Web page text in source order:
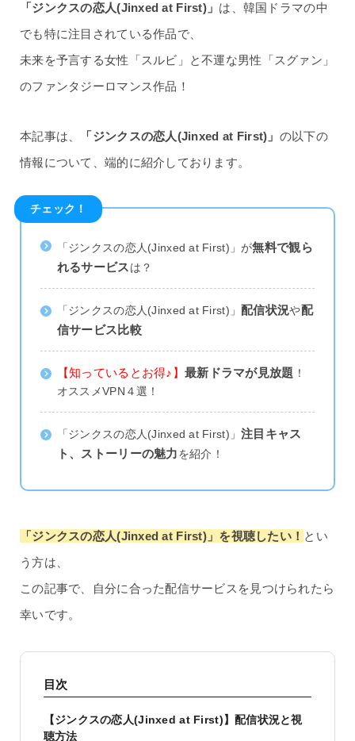
「ジンクスの恋人(Jinxed at First)」 は、韓国ドラマの中
でも特に注目されている作品で、
未来を予言する女性「スルビ」と不運な男性「スグァン」
のファンタジーロマンス作品！
本記事は、 「ジンクスの恋人(Jinxed at First)」 の以下の
情報について、端的に紹介しております。
チェック！
「ジンクスの恋人(Jinxed at First)」が無料で観ら
れるサービスは？
「ジンクスの恋人(Jinxed at First)」 配信状況や配
信サービス比較
【知っているとお得♪】 最新ドラマが見放題 ！
オススメVPN４選！
「ジンクスの恋人(Jinxed at First)」注目キャス
ト、ストーリーの魅力を紹介！
「ジンクスの恋人(Jinxed at First)」を視聴したい！ とい
う方は、
この記事で、自分に合った配信サービスを見つけられたら
幸いです。
目次
【ジンクスの恋人(Jinxed at First)】配信状況と視
聴方法